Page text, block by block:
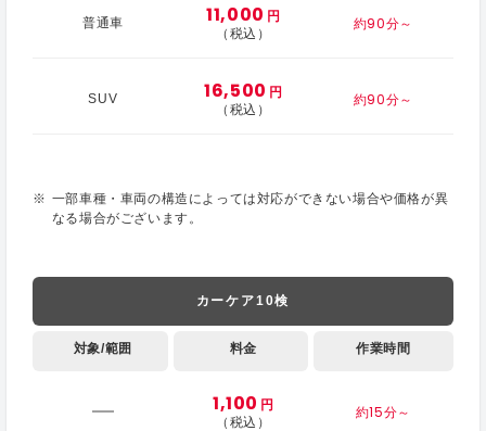
普通車 11,000 円
（税込）
約90分～
SUV 16,500 円
（税込）
約90分～
一部車種・車両の構造によっては対応ができない場合や価格が異
なる場合がございます。
カーケア10検
対象/範囲 料金 作業時間
1,100 円
（税込）
約15分～